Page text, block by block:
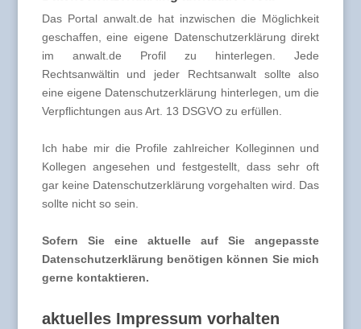
Das Portal anwalt.de hat inzwischen die Möglichkeit
geschaffen, eine eigene Datenschutzerklärung direkt
im anwalt.de Profil zu hinterlegen. Jede
Rechtsanwältin und jeder Rechtsanwalt sollte also
eine eigene Datenschutzerklärung hinterlegen, um die
Verpflichtungen aus Art. 13 DSGVO zu erfüllen.
Ich habe mir die Profile zahlreicher Kolleginnen und
Kollegen angesehen und festgestellt, dass sehr oft
gar keine Datenschutzerklärung vorgehalten wird. Das
sollte nicht so sein.
Sofern Sie eine aktuelle auf Sie angepasste
Datenschutzerklärung benötigen können Sie mich
gerne kontaktieren.
aktuelles Impressum vorhalten